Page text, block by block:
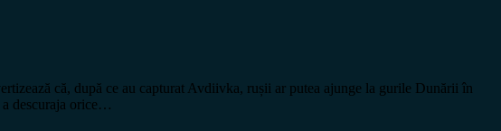
că, după ce au capturat Avdiivka, rușii ar putea ajunge la gurile Dunării în
a descuraja orice…